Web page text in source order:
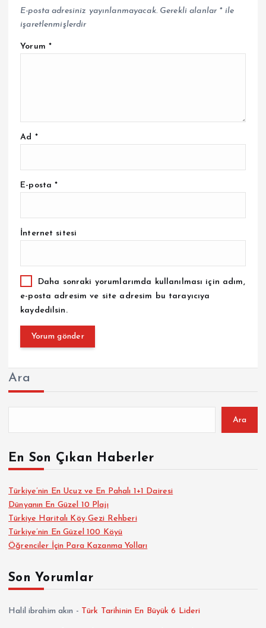
E-posta adresiniz yayınlanmayacak. Gerekli alanlar *ile
işaretlenmişlerdir
Yorum *
Ad *
E-posta*
İnternet sitesi
Daha sonraki yorumlarımda kullanılması için adım,
e-posta adresim ve site adresim bu tarayıcıya
kaydedilsin.
Ara
Ara
En Son Çıkan Haberler
Türkiye’nin En Ucuz ve En Pahalı 1+1 Dairesi
Dünyanın En Güzel 10 Plajı
Türkiye Haritalı Köy Gezi Rehberi
Türkiye’nin En Güzel 100 Köyü
Öğrenciler İçin Para Kazanma Yolları
Son Yorumlar
Halil ibrahim akın - Türk Tarihinin En Büyük 6 Lideri